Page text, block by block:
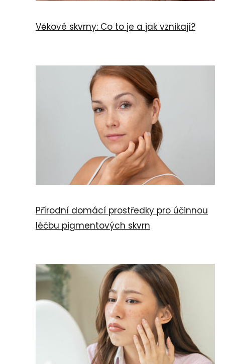
Věkové skvrny: Co to je a jak vznikají?
Přírodní domácí prostředky pro účinnou
léčbu pigmentových skvrn